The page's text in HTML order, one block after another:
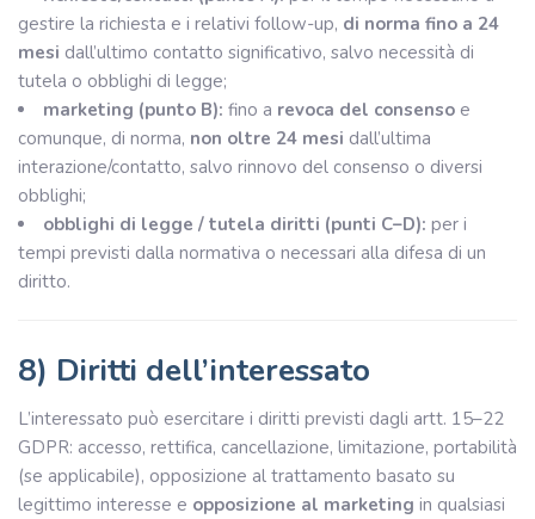
gestire la richiesta e i relativi follow-up, di norma fino a 24
mesi dall’ultimo contatto significativo, salvo necessità di
tutela o obblighi di legge;
marketing (punto B): fino a revoca del consenso e
comunque, di norma, non oltre 24 mesi dall’ultima
interazione/contatto, salvo rinnovo del consenso o diversi
obblighi;
obblighi di legge / tutela diritti (punti C–D): per i
tempi previsti dalla normativa o necessari alla difesa di un
diritto.
8) Diritti dell’interessato
L’interessato può esercitare i diritti previsti dagli artt. 15–22
GDPR: accesso, rettifica, cancellazione, limitazione, portabilità
(se applicabile), opposizione al trattamento basato su
legittimo interesse e opposizione al marketing in qualsiasi